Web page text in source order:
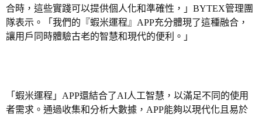
合時，這些實踐可以提供個人化和準確性 ，」 BYTEX管理團
隊表示 。「 我們的 『蝦米運程 』 APP充分體現了這種融合，
讓用戶同時體驗古老的智慧和現代的便利。 」
「蝦米運程」 APP還結合了AI人工智慧 ，以滿足不同的使用
者需求。通過收集和分析大數據， APP能夠以現代化且易於